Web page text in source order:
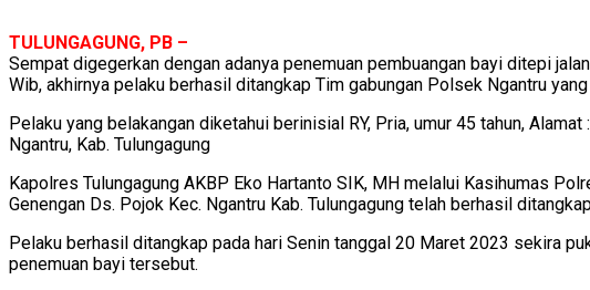
TULUNGAGUNG, PB –
Sempat digegerkan dengan adanya penemuan pembuangan bayi ditepi
Wib, akhirnya pelaku berhasil ditangkap Tim gabungan Polsek Ngantru
Pelaku yang belakangan diketahui berinisial RY, Pria, umur 45 tahun,
Ngantru, Kab. Tulungagung
Kapolres Tulungagung AKBP Eko Hartanto SIK, MH melalui Kasihumas
Genengan Ds. Pojok Kec. Ngantru Kab. Tulungagung telah berhasil
Pelaku berhasil ditangkap pada hari Senin tanggal 20 Maret 2023 sekira
penemuan bayi tersebut.